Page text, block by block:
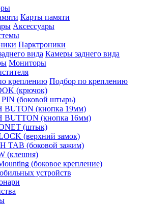
Карты памяти
Аксессуары
Парктроники
Камеры заднего вида
Мониторы
Подбор по креплению
(крючок)
PIN (боковой штырь)
BUTON (кнопка 19мм)
BUTTON (кнопка 16мм)
(штык)
(верхний замок)
TAB (боковой зажим)
(клешня)
(боковое крепление)
устройств